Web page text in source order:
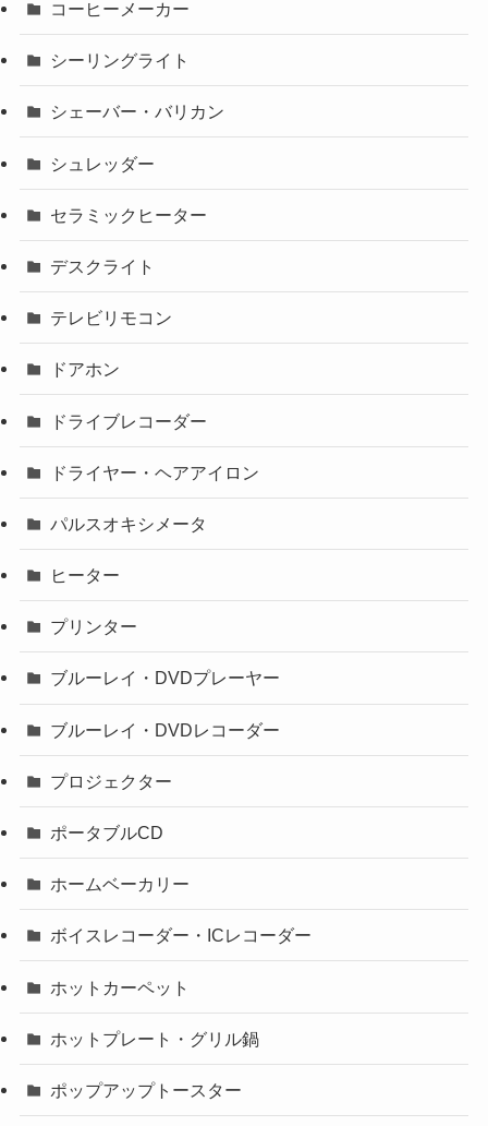
コーヒーメーカー
シーリングライト
シェーバー・バリカン
シュレッダー
セラミックヒーター
デスクライト
テレビリモコン
ドアホン
ドライブレコーダー
ドライヤー・ヘアアイロン
パルスオキシメータ
ヒーター
プリンター
ブルーレイ・DVDプレーヤー
ブルーレイ・DVDレコーダー
プロジェクター
ポータブルCD
ホームベーカリー
ボイスレコーダー・ICレコーダー
ホットカーペット
ホットプレート・グリル鍋
ポップアップトースター